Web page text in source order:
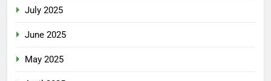
July 2025
June 2025
May 2025